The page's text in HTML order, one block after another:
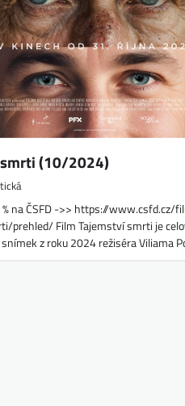
(10/2024)
% na ČSFD ->> https://
prehled/ Film Tajemství smrti je
z roku 2024 režiséra Viliama